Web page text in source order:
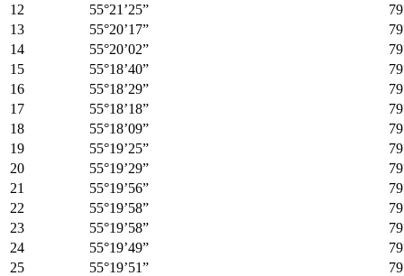
12
55°21’25”
13
55°20’17”
14
55°20’02”
15
55°18’40”
16
55°18’29”
17
55°18’18”
18
55°18’09”
19
55°19’25”
20
55°19’29”
21
55°19’56”
22
55°19’58”
23
55°19’58”
24
55°19’49”
25
55°19’51”